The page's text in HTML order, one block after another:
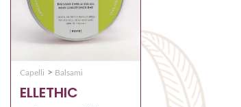
Capelli > Balsami
ELLETHIC